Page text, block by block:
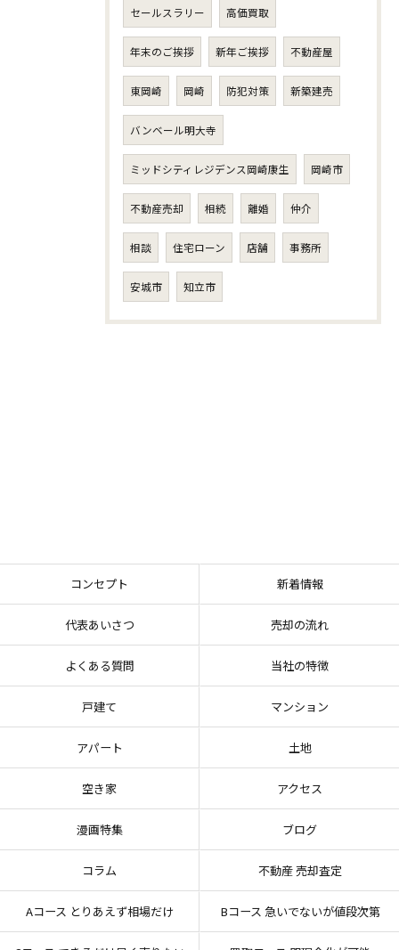
セールスラリー 高価買取
年末のご挨拶 新年ご挨拶 不動産屋
東岡崎 岡崎 防犯対策 新築建売
バンベール明大寺
ミッドシティレジデンス岡崎康生 岡崎市
不動産売却 相続 離婚 仲介
相談 住宅ローン 店舗 事務所
安城市 知立市
コンセプト 新着情報
代表あいさつ 売却の流れ
よくある質問 当社の特徴
戸建て マンション
アパート 土地
空き家 アクセス
漫画特集 ブログ
コラム 不動産 売却査定
Aコース とりあえず相場だけ Bコース 急いでないが値段次第